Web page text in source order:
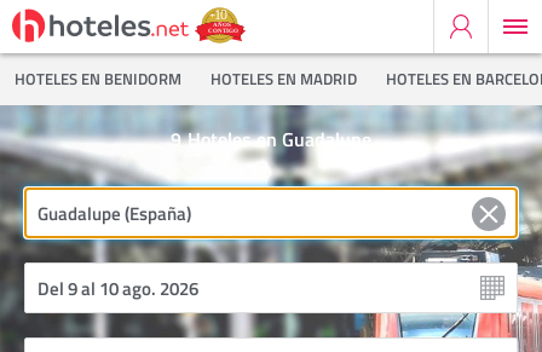
HOTELES EN BENIDORM HOTELES EN MADRID HOTELES EN
Hoteles en Guadalupe
9